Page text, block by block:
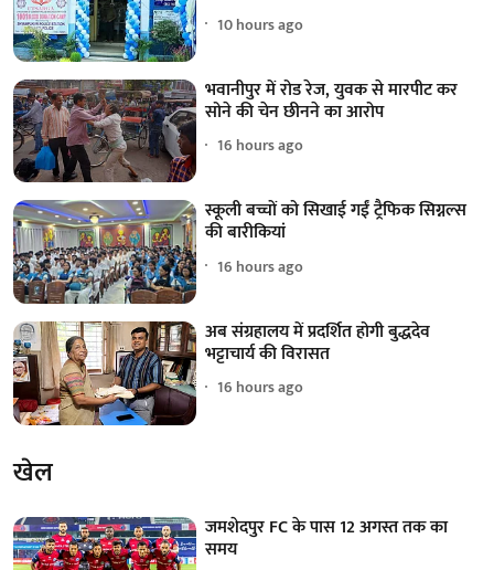
10 hours ago
भवानीपुर में रोड रेज, युवक से मारपीट कर
सोने की चेन छीनने का आरोप
16 hours ago
स्कूली बच्चों को सिखाई गईं ट्रैफिक सिग्नल्स
की बारीकियां
16 hours ago
अब संग्रहालय में प्रदर्शित होगी बुद्धदेव
भट्टाचार्य की विरासत
16 hours ago
खेल
जमशेदपुर FC के पास 12 अगस्त तक का
समय